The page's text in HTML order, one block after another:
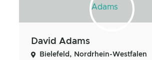
David Adams
Bielefeld, Nordrhein-Westfalen